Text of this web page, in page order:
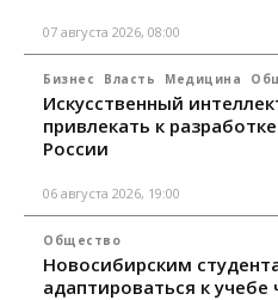
07 августа 2026, 08:00
Бизнес Власть Медицина
Искусственный
привлекать к
России
06 августа 2026, 19:00
Общество
Новосибирским
адаптироваться к учебе